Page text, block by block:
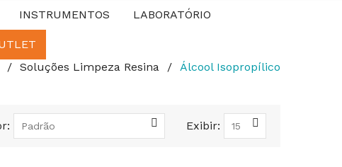
INSTRUMENTOS LABORATÓRIO
Soluções Limpeza Resina
Álcool Isopropílico
Exibir: